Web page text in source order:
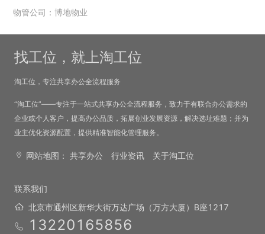
物管公司：博地物业
找工位，就上淘工位
淘工位，专注共享办公全流程服务
“淘工位”——专注于一站式共享办公全流程服务，致力于有联合办公需求的
企业或个人客户，提高办公品质，拓展创业发展资源，解决选址难题；并为
业主优化资源配置，提供精准智能化管理服务。
网站地图： 共享办公 行业资讯 关于淘工位
联系我们
北京市通州区新华大街万达广场（万方大厦）B座1217
13220165856